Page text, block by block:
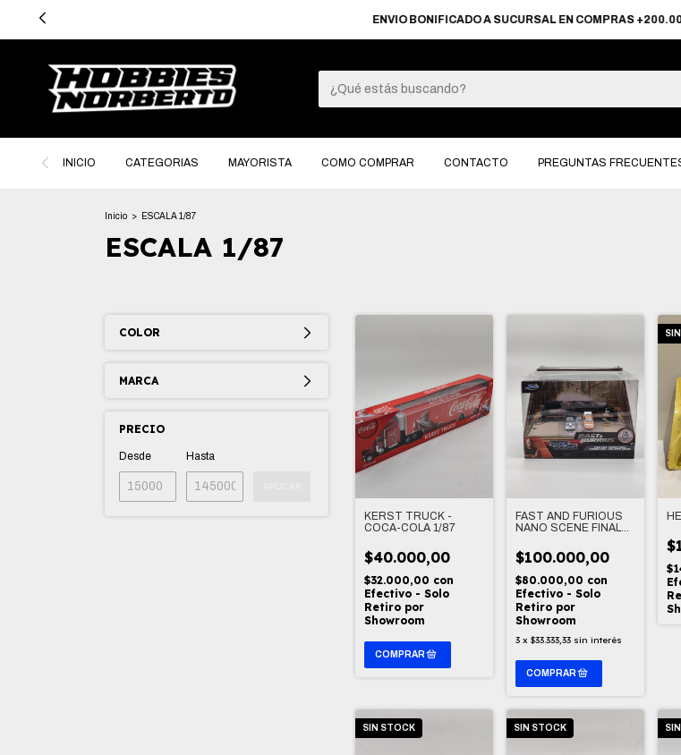
ENVIO BONIFICADO A SUCURSAL EN COMPRAS +200.000
INICIO CATEGORIAS MAYORISTA COMO COMPRAR CONTACTO PREGUNTAS
Inicio > ESCALA 1/87
ESCALA 1/87
COLOR
MARCA
PRECIO
Desde Hasta
KERST TRUCK -
COCA-COLA 1/87
$40.000,00
$32.000,00 con
Efectivo - Solo
Retiro por
Showroom
FAST AND FURIOUS
NANO SCENE FINAL
FURIOSO 1/87
$100.000,00
$80.000,00 con
Efectivo - Solo
Retiro por
Showroom
3 x $33.333,33 sin interés
SIN STOCK SIN STOCK